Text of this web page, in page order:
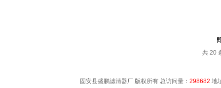
共 20
固安县盛鹏滤清器厂 版权所有 总访问量： 298682 地